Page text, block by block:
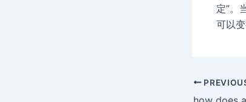
定”。
可以
Post
navigation